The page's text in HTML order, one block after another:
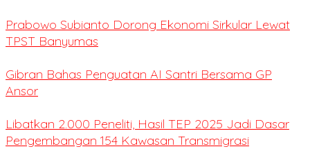
Prabowo Subianto Dorong Ekonomi Sirkular Lewat
TPST Banyumas
Gibran Bahas Penguatan AI Santri Bersama GP
Ansor
Libatkan 2.000 Peneliti, Hasil TEP 2025 Jadi Dasar
Pengembangan 154 Kawasan Transmigrasi